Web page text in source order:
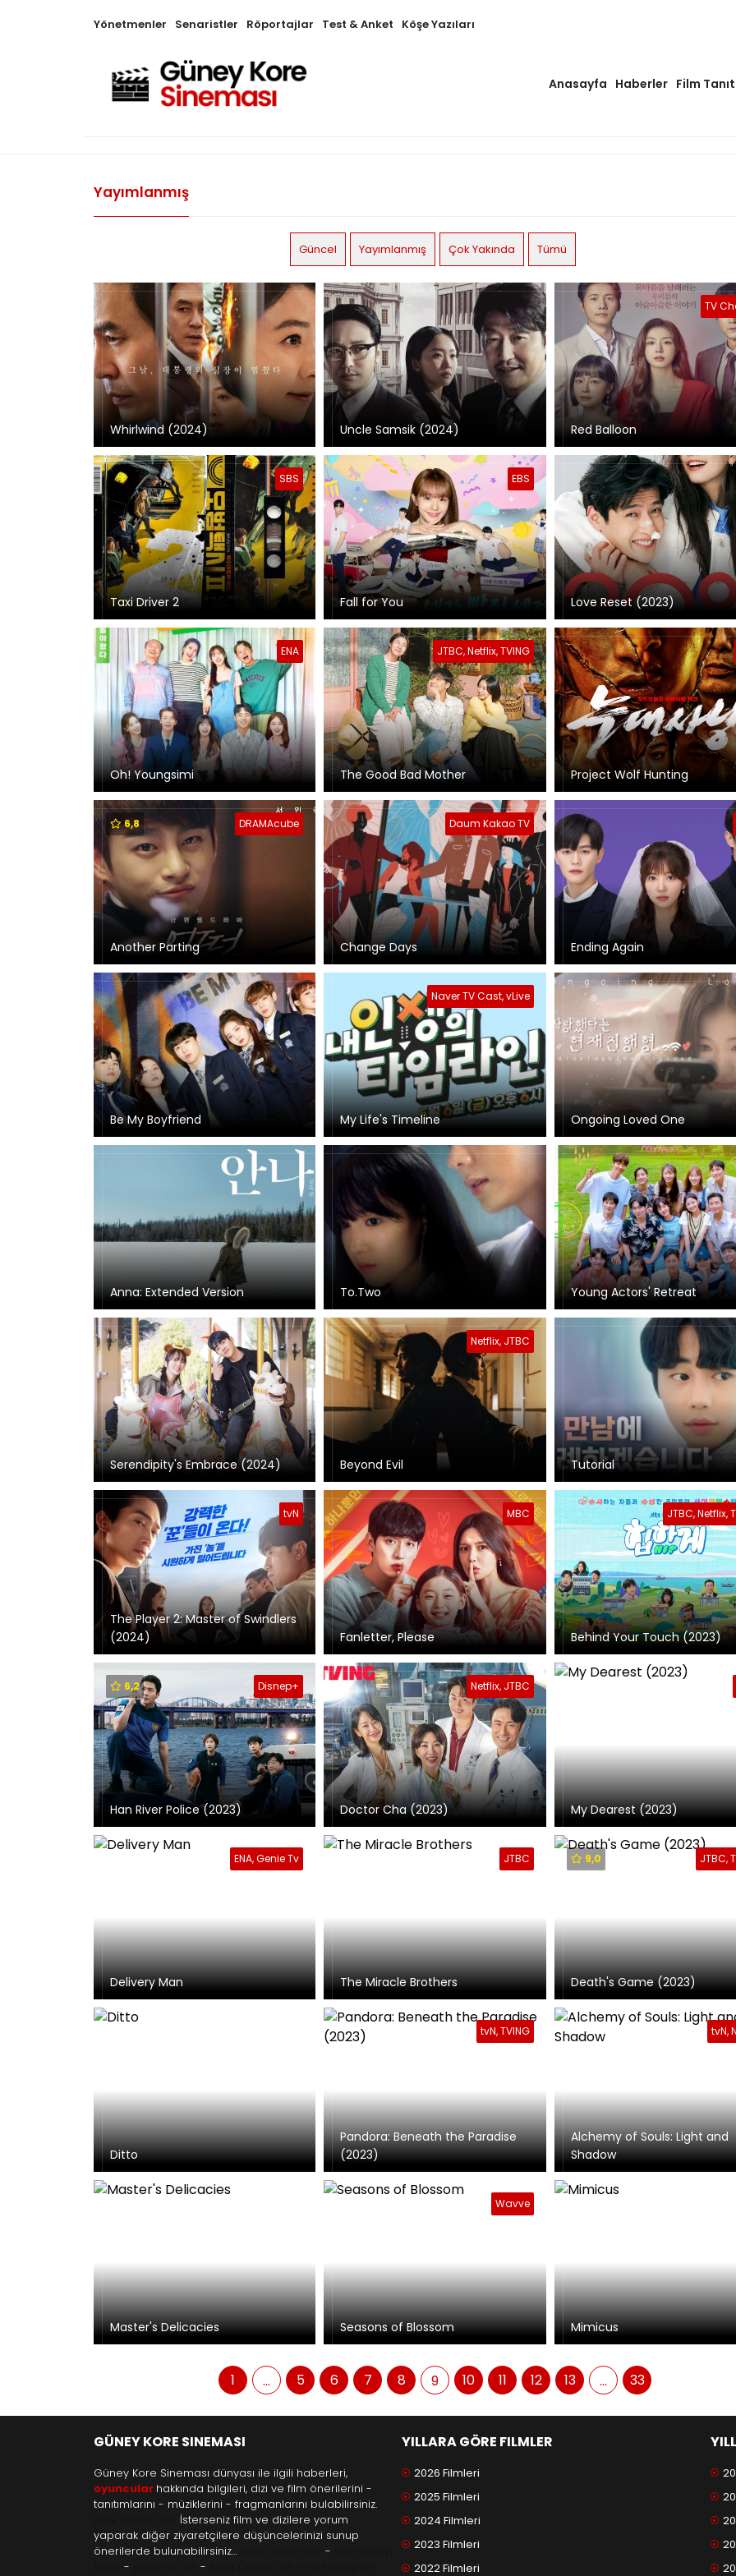
Yönetmenler Senaristler Röportajlar Test & Anket Köşe Yazıları
Anasayfa Haberler Film
Yayımlanmış
Güncel Yayımlanmış Çok Yakında Tümü
Whirlwind (2024) Uncle Samsik (2024)
TV
Red Balloon
SBS
Taxi Driver 2
EBS
Fall for You Love Reset (2023)
ENA
Oh! Youngsimi
JTBC, Netflix, TVING
The Good Bad Mother Project Wolf Hunting
DRAMAcube
6,8
Another Parting
Daum Kakao TV
Change Days Ending Again
Be My Boyfriend
Naver TV Cast, vLive
My Life's Timeline Ongoing Loved One
Anna: Extended Version To.Two Young Actors' Retreat
Serendipity's Embrace (2024)
Netflix, JTBC
Beyond Evil Tutorial
tvN
The Player 2: Master of Swindlers
(2024)
MBC
Fanletter, Please
JTBC, Netflix,
Behind Your Touch (2023)
Disnep+
6,2
Han River Police (2023)
Netflix, JTBC
Doctor Cha (2023) My Dearest (2023)
ENA, Genie Tv
Delivery Man
JTBC
The Miracle Brothers
JTBC,
9,0
Death's Game (2023)
Ditto
tvN, TVING
Pandora: Beneath the Paradise
(2023)
tvN,
Alchemy of Souls: Light and
Shadow
Master's Delicacies
Wavve
Seasons of Blossom Mimicus
1 ... 5 6 7 8 9 10 11 12 13 ... 33
GÜNEY KORE SINEMASI
Güney Kore Sineması dünyası ile ilgili haberleri,
oyuncular hakkında bilgileri, dizi ve film önerilerini -
tanıtımlarını - müziklerini - fragmanlarını bulabilirsiniz.
İsterseniz film ve dizilere yorum
yaparak diğer ziyaretçilere düşüncelerinizi sunup
önerilerde bulunabilirsiniz…
-
- -
YILLARA GÖRE FILMLER
2026 Filmleri
2025 Filmleri
2024 Filmleri
2023 Filmleri
2022 Filmleri